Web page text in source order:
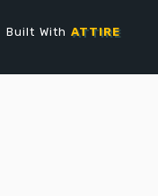
Built WithATTIRE